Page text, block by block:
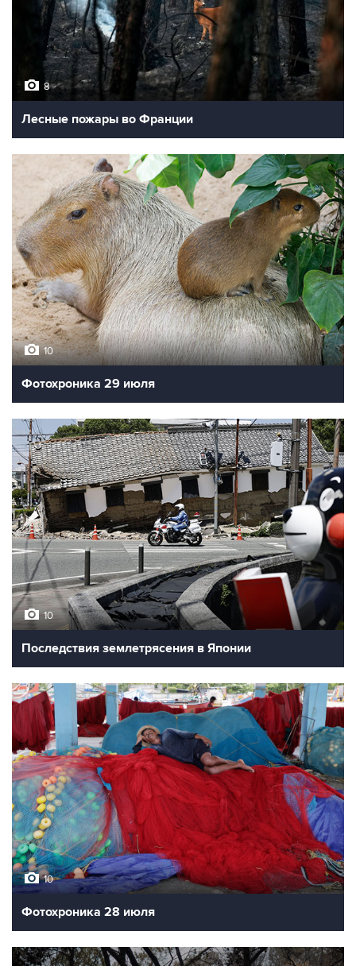
8
Лесные пожары во Франции
10
Фотохроника 29 июля
10
Последствия землетрясения в Японии
10
Фотохроника 28 июля